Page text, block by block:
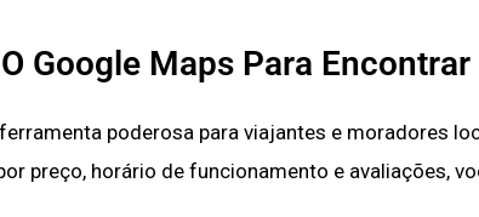
Google Maps Para
poderosa para viajantes e moradores
preço, horário de funcionamento e avaliações,